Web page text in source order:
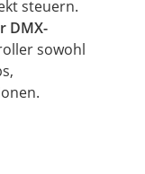
steuern.
DMX-
sowohl